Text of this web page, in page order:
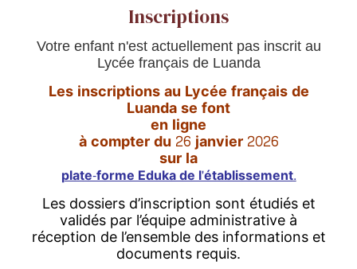
Inscriptions
Votre enfant n'est actuellement pas inscrit au
Lycée français de Luanda
Les inscriptions au Lycée français de
Luanda se font
en ligne
à compter du 26 janvier 2026
sur la
plate-forme Eduka de l'établissement.
Les dossiers d’inscription sont étudiés et
validés par l’équipe administrative à
réception de l’ensemble des informations et
documents requis.